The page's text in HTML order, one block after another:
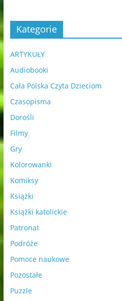
Kategorie
ARTYKUŁY
Audiobooki
Cała Polska Czyta Dzieciom
Czasopisma
Dorośli
Filmy
Gry
Kolorowanki
Komiksy
Książki
Książki katolickie
Patronat
Podróże
Pomoce naukowe
Pozostałe
Puzzle